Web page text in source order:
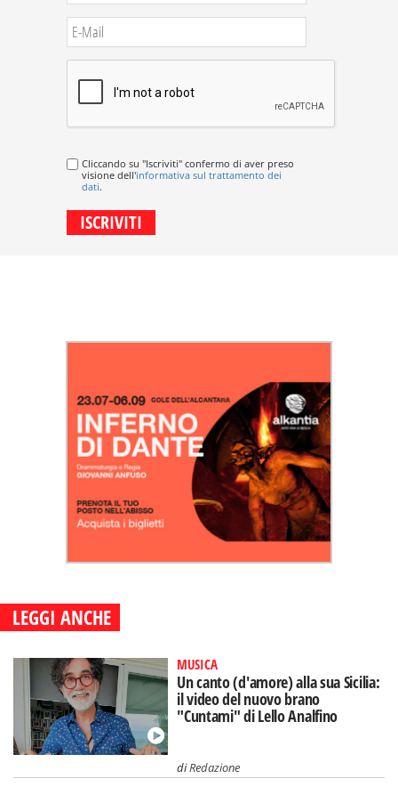
Cliccando su "Iscriviti" confermo di aver preso
visione dell'informativa sul trattamento dei
dati.
LEGGI ANCHE
MUSICA
Un canto (d'amore) alla sua Sicilia:
il video del nuovo brano
"Cuntami" di Lello Analfino
diRedazione